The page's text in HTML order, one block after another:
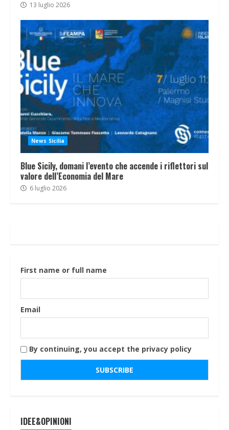
13 luglio 2026
News Sicilia
Blue Sicily, domani l’evento che accende i riflettori sul
valore dell’Economia del Mare
6 luglio 2026
First name or full name
Email
By continuing, you accept the privacy policy
IDEE&OPINIONI